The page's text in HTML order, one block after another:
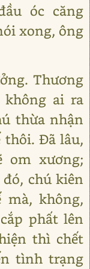
óc căng
xong, ông
Thương
không ai ra
thừa nhận
thôi. Đã lâu,
om xương;
chú kiên
mà, không,
phất lên
thì chết
tình trạng